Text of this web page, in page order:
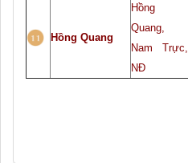
Hồng Quang
Hồng
Quang,
Nam Trực,
NĐ